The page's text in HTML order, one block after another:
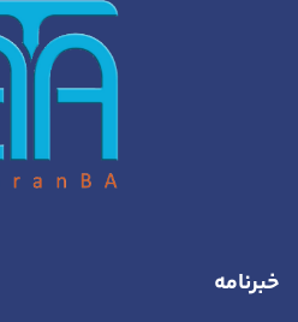
خبرنامه